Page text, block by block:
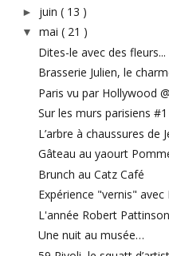
► juin ( 13 )
▼ mai ( 21 )
Dites-le avec des fleurs...
Brasserie Julien, le
Paris vu par Hollywood
Sur les murs parisiens #1
L’arbre à chaussures de
Gâteau au yaourt
Brunch au Catz Café
Expérience "vernis" avec
L'année Robert Pattinson
Une nuit au musée…